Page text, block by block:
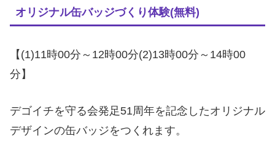
オリジナル缶バッジづくり体験(無料)
【(1)11時00分～12時00分(2)13時00分～14時00
分】
デゴイチを守る会発足51周年を記念したオリジナル
デザインの缶バッジをつくれます。